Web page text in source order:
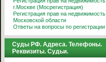
г.Москве (Мосрегистрация)
Регистрация прав на
Московской области
Ответы на вопросы по регистрации
Суды РФ. Адреса. Телефоны.
Реквизиты. Судьи.